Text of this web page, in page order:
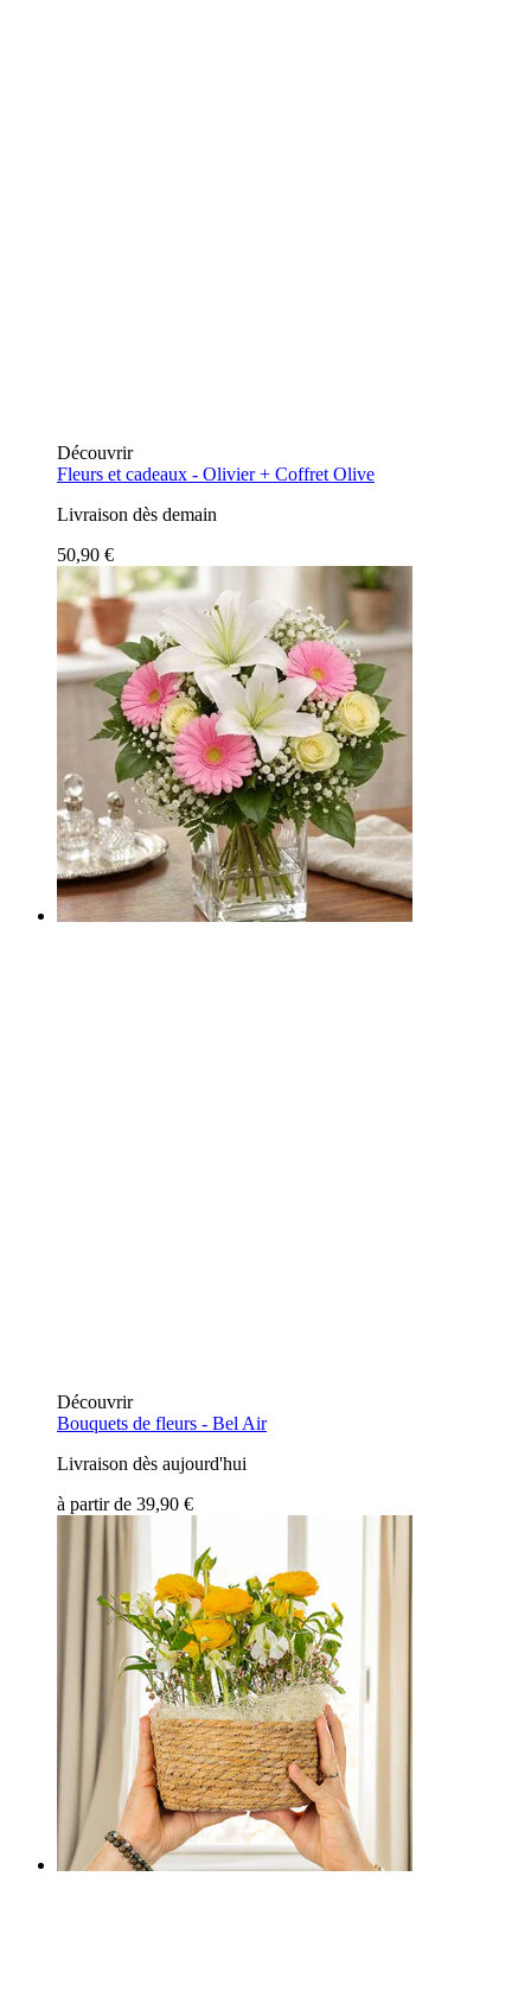
Découvrir
Fleurs et cadeaux - Olivier + Coffret Olive
Livraison dès demain
50,90 €
Découvrir
Bouquets de fleurs - Bel Air
Livraison dès aujourd'hui
à partir de 39,90 €